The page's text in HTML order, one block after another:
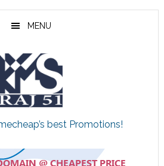
MENU
best Promotions!